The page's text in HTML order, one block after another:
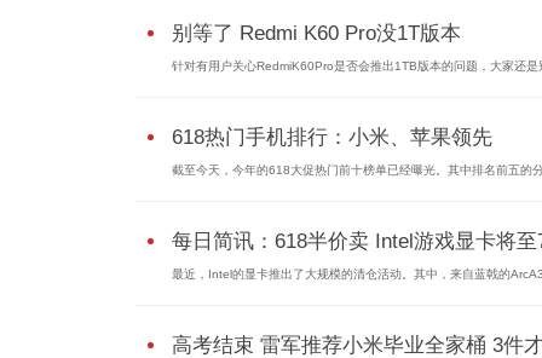
别等了 Redmi K60 Pro没1T版本
针对有用户关心RedmiK60Pro是否会推出1TB版本的问题，大家还是
618热门手机排行：小米、苹果领先
截至今天，今年的618大促热门前十榜单已经曝光。其中排名前五的
每日简讯：618半价卖 Intel游戏显卡将至
最近，Intel的显卡推出了大规模的清仓活动。其中，来自蓝戟的
高考结束 雷军推荐小米毕业全家桶 3件